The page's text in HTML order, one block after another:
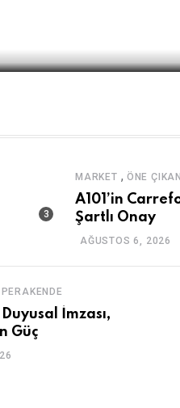
MARKET , ÖNE
A101’in
Şartlı Onay
AĞUSTOS 6, 2026
PERAKENDE
İmzası,
Güç